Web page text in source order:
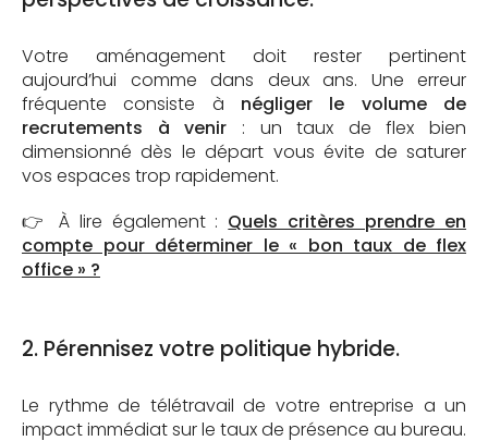
Votre aménagement doit rester pertinent
aujourd’hui comme dans deux ans. Une erreur
fréquente consiste à négliger le volume de
recrutements à venir : un taux de flex bien
dimensionné dès le départ vous évite de saturer
vos espaces trop rapidement.
👉 À lire également : Quels critères prendre en
compte pour déterminer le « bon taux de flex
office » ?
2. Pérennisez votre politique hybride.
Le rythme de télétravail de votre entreprise a un
impact immédiat sur le taux de présence au bureau.